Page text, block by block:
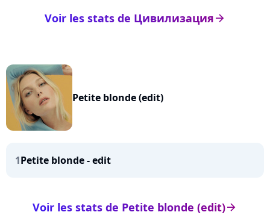
arrow_right
Voir les stats de Цивилизация
Petite blonde (edit)
1Petite blonde - edit
arrow_right
Voir les stats de Petite blonde (edit)